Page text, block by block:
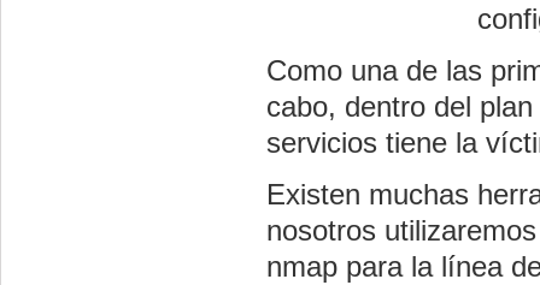
Como una de las
cabo, dentro del
servicios tiene la
Existen muchas
nosotros
nmap para la línea